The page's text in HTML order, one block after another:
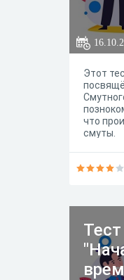
Этот
что
смуты.